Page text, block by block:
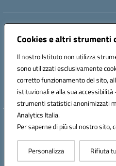
Cookies e altri strumenti
Il nostro Istituto non utilizza
sono utilizzati esclusivamente
corretto funzionamento del sito,
istituzionali e alla sua
strumenti statistici anonimizzati
Analytics Italia.
Per saperne di più sul nostro sito,
Personalizza Rifiuta
Indirizzo:
Centralino:089 201032 Email:
Codice fiscale: 80028930651
Codice meccanografico:
saic88800v
Codice unico di fatturazione (CUF):
Hosting & Powered
Concept & Design